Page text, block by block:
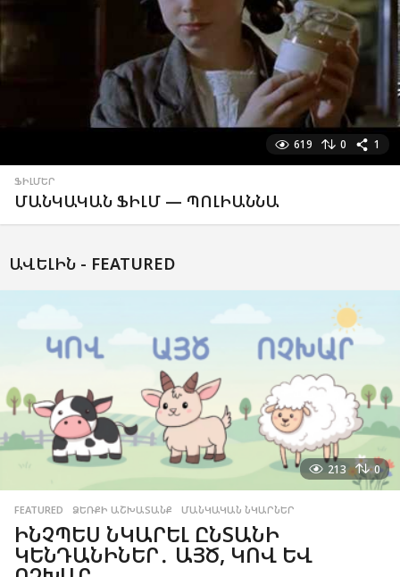
619 0 1
ՖԻԼՄԵՐ
ՄԱՆԿԱԿԱՆ ՖԻԼՄ — ՊՈԼԻԱՆՆԱ
ԱՎԵԼԻՆ - FEATURED
213 0
FEATURED ,ՁԵՌՔԻ ԱՇԽԱՏԱՆՔ ,ՄԱՆԿԱԿԱՆ ՆԿԱՐՆԵՐ
ԻՆՉՊԵՍ ՆԿԱՐԵԼ ԸՆՏԱՆԻ
ԿԵՆԴԱՆԻՆԵՐ․ ԱՅԾ, ԿՈՎ ԵՎ